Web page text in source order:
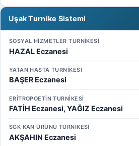
Uşak Turnike Sistemi
SOSYAL HİZMETLER TURNİKESİ
HAZAL Eczanesi
YATAN HASTA TURNİKESİ
BAŞER Eczanesi
ERİTROPOETİN TURNİKESİ
FATİH Eczanesi, YAĞIZ Eczanesi
SGK KAN ÜRÜNÜ TURNİKESİ
AKŞAHIN Eczanesi